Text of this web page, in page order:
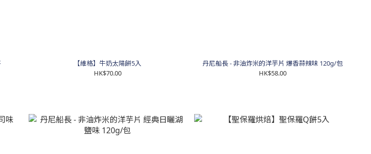
【維格】牛奶太陽餅5入
HK$70.00
丹尼船長 - 非油炸米的洋芋片 爆香蒜辣味 120g/包
HK$58.00